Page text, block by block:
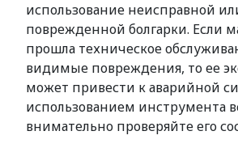
использование неисправной
поврежденной болгарки. Если
прошла техническое
видимые повреждения, то ее
может привести к аварийной
использованием инструмента
внимательно проверяйте его